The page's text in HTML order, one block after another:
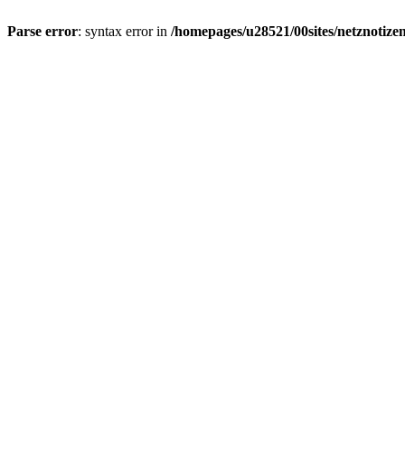
Parse error: syntax error in /homepages/u28521/00sites/